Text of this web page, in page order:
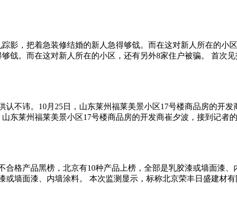
影，把着急装修结婚的新人急得够戗。而在这对新人所在的小
戗。而在这对新人所在的小区，还有另外8家住户被骗。 首次
不讳。10月25日，山东莱州福莱美景小区17号楼商品房的开
东莱州福莱美景小区17号楼商品房的开发商崔夕波，接到记者
格产品黑榜，北京有10种产品上榜，全部是乳胶漆或墙面漆
墙面漆、内墙涂料。 本次监测显示，标称北京荣丰日盛建材